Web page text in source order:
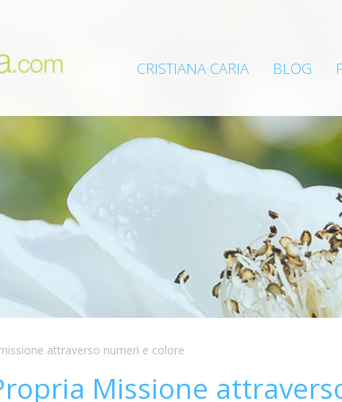
CRISTIANA CARIA BLOG
attraverso numeri e colore
Missione